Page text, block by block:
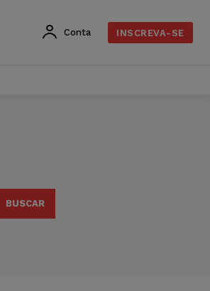
Conta INSCREVA-SE
BUSCAR